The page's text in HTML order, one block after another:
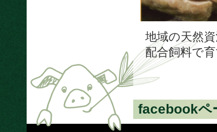
地域の天然
配合飼料で
facebookペ